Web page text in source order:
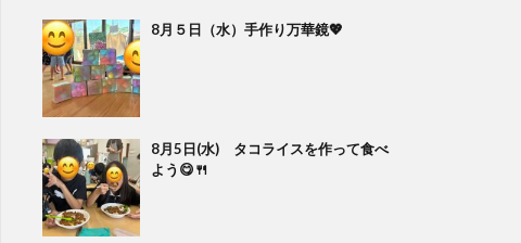
8月５日（水）手作り万華鏡💖
8月5日(水) タコライスを作って食べ
よう😋🍴